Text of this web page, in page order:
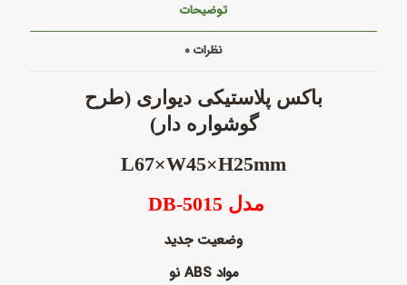
توضیحات
نظرات۰
باکس پلاستیکی دیواری (طرح
گوشواره دار)
L67×W45×H25mm
مدل
وضعیت جدید
مواد ABS نو